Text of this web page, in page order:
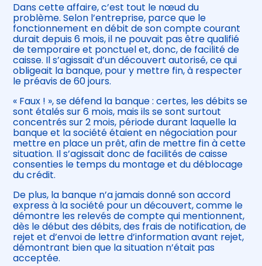
Dans cette affaire, c’est tout le nœud du
problème. Selon l’entreprise, parce que le
fonctionnement en débit de son compte courant
durait depuis 6 mois, il ne pouvait pas être qualifié
de temporaire et ponctuel et, donc, de facilité de
caisse. Il s’agissait d’un découvert autorisé, ce qui
obligeait la banque, pour y mettre fin, à respecter
le préavis de 60 jours.
« Faux ! », se défend la banque : certes, les débits se
sont étalés sur 6 mois, mais ils se sont surtout
concentrés sur 2 mois, période durant laquelle la
banque et la société étaient en négociation pour
mettre en place un prêt, afin de mettre fin à cette
situation. Il s’agissait donc de facilités de caisse
consenties le temps du montage et du déblocage
du crédit.
De plus, la banque n’a jamais donné son accord
express à la société pour un découvert, comme le
démontre les relevés de compte qui mentionnent,
dès le début des débits, des frais de notification, de
rejet et d’envoi de lettre d’information avant rejet,
démontrant bien que la situation n’était pas
acceptée.